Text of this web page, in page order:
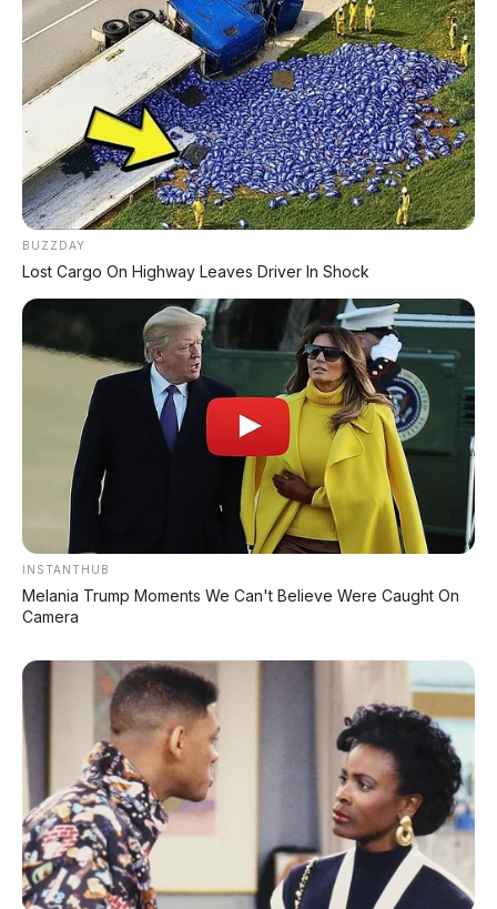
PROMO TERBATAS!
Voucher Belanja Rp 100.000
*Klik untuk klaim di marketplace pilihanmu
AMBIL >
REKOMENDASI UNTUK ANDA
⚡ Leapmotor A05: Hatchback Listrik
Kompak dengan Opsi LiDAR & Range 510
Km
⚡ MG 07 Buktikan Handling Setara
Supercar dengan Moose Test 85,6
⚡ Xpeng G9L: SUV Full-Size Premium
⚡ Bus Gunung Harta Terbakar di Tol
Nganjuk, 33 Orang Selamat
⚡ Geely Galaxy Battleship 700: SUV Off-
Road PHEV dengan AI All-Terrain
⚡ BYD Seal Terbakar di Tol Cikampek,
BUZZDAY
Lost Cargo On Highway Leaves Driver In Shock
INSTANTHUB
Melania Trump Moments We Can't Believe Were Caught On
Camera